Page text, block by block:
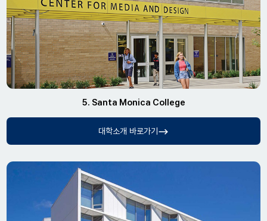
5. Santa Monica College
대학소개 바로가기